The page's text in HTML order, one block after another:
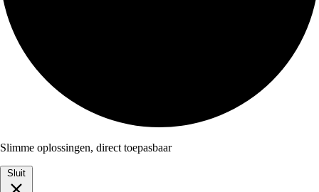
Slimme oplossingen, direct toepasbaar
Sluit